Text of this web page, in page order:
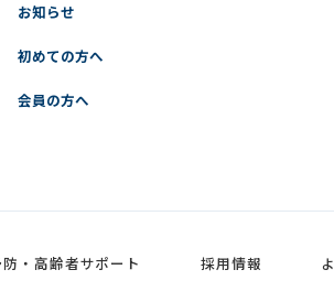
お知らせ
初めての方へ
会員の方へ
・高齢者サポート 採用情報